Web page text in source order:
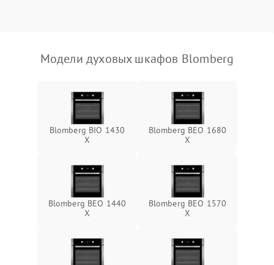
Модели духовых шкафов Blomberg
Blomberg BIO 1430
X
Blomberg BEO 1680
X
Blomberg BEO 1440
X
Blomberg BEO 1570
X